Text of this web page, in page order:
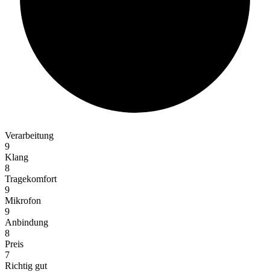
Verarbeitung
9
Klang
8
Tragekomfort
9
Mikrofon
9
Anbindung
8
Preis
7
Richtig gut